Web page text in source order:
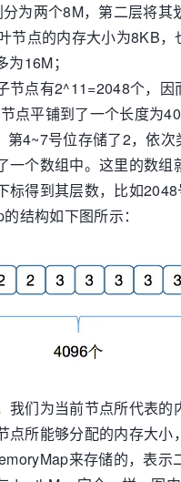
为两个8M，第二层将其
节点的内存大小为8KB
16M；
节点有2^11=2048个，
点平铺到了一个长度为
4~7号位存储了2，依
一个数组中。这里的数
标得到其层数，比如
结构如下图所示：
我们为当前节点所代表
点所能够分配的内存大
来存储的，表示